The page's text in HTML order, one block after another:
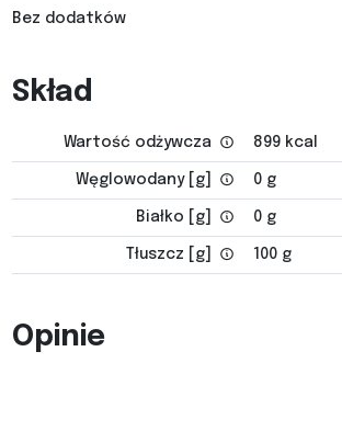
Bez dodatków
Skład
Wartość odżywcza 899 kcal
Węglowodany [g] 0 g
Białko [g] 0 g
Tłuszcz [g] 100 g
Opinie